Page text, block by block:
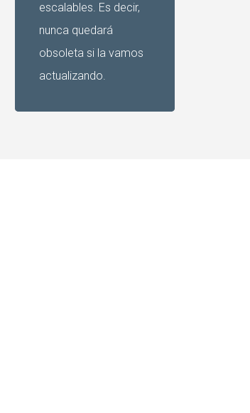
escalables. Es decir,
nunca quedará
obsoleta si la vamos
actualizando.